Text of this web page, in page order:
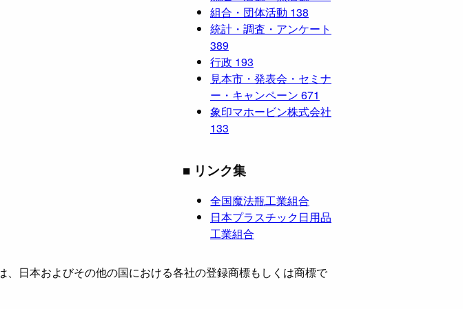
組合・団体活動 138
統計・調査・アンケート
389
行政 193
見本市・発表会・セミナ
ー・キャンペーン 671
象印マホービン株式会社
133
■ リンク集
全国魔法瓶工業組合
日本プラスチック日用品
工業組合
日本およびその他の国における各社の登録商標もしくは商標で